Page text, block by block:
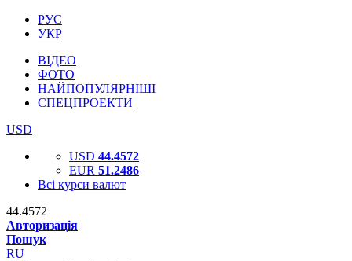
РУС
УКР
ВІДЕО
ФОТО
НАЙПОПУЛЯРНІШІ
СПЕЦПРОЕКТИ
USD
USD 44.4572
EUR 51.2486
Всі курси валют
44.4572
Авторизація
Пошук
RU